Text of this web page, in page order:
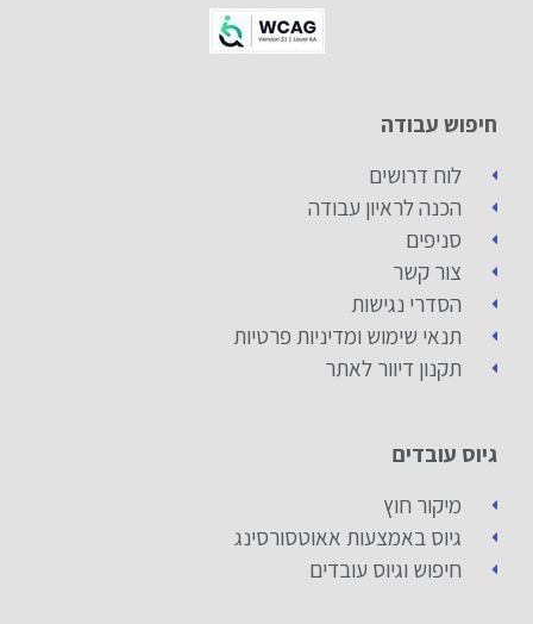
חיפוש עבודה
לוח דרושים
הכנה לראיון עבודה
סניפים
צור קשר
הסדרי נגישות
תנאי שימוש ומדיניות פרטיות
תקנון דיוור לאתר
גיוס עובדים
מיקור חוץ
גיוס באמצעות אאוטסורסינג
חיפוש וגיוס עובדים